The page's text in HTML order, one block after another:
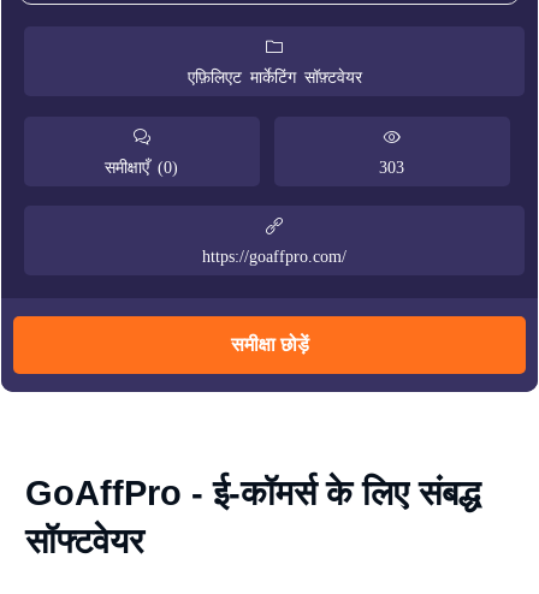
एफ़िलिएट मार्केटिंग सॉफ़्टवेयर
समीक्षाएँ (0) 303
https://goaffpro.com/
समीक्षा छोड़ें
GoAffPro - ई-कॉमर्स के लिए संबद्ध
सॉफ्टवेयर